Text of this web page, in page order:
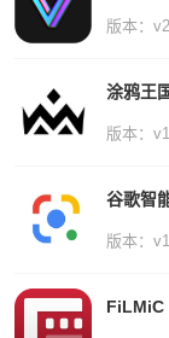
版本：
涂鸦王
版本：
谷歌智
版本：
FiLMiC